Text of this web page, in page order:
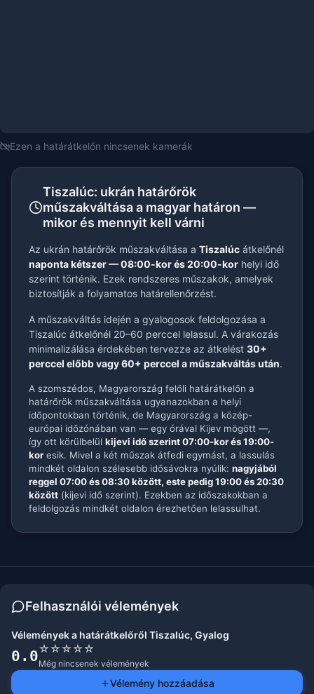
Ezen a határátkelőn nincsenek kamerák
Tiszalúc: ukrán határőrök
műszakváltása a magyar határon —
mikor és mennyit kell várni
Az ukrán határőrök műszakváltása a Tiszalúc átkelőnél
naponta kétszer — 08:00-kor és 20:00-kor helyi idő
szerint történik. Ezek rendszeres műszakok, amelyek
biztosítják a folyamatos határellenőrzést.
A műszakváltás idején a gyalogosok feldolgozása a
Tiszalúc átkelőnél 20–60 perccel lelassul. A várakozás
minimalizálása érdekében tervezze az átkelést 30+
perccel előbb vagy 60+ perccel a műszakváltás után.
A szomszédos, Magyarország felőli határátkelőn a
határőrök műszakváltása ugyanazokban a helyi
időpontokban történik, de Magyarország a közép-
európai időzónában van — egy órával Kijev mögött —,
így ott körülbelül kijevi idő szerint 07:00-kor és 19:00-
koresik. Mivel a két műszak átfedi egymást, a lassulás
mindkét oldalon szélesebb idősávokra nyúlik: nagyjából
reggel 07:00 és 08:30 között, este pedig 19:00 és 20:30
között (kijevi idő szerint). Ezekben az időszakokban a
feldolgozás mindkét oldalon érezhetően lelassulhat.
Felhasználói vélemények
Vélemények a határátkelőről Tiszalúc, Gyalog
0.0☆☆☆☆☆
Még nincsenek vélemények
Vélemény hozzáadása